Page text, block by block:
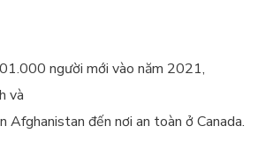
người mới vào năm 2021,
và
Afghanistan đến nơi an toàn ở Canada.